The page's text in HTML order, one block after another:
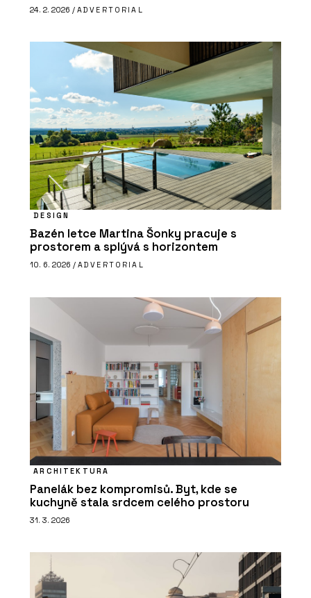
24. 2. 2026 / ADVERTORIAL
DESIGN
Bazén letce Martina Šonky pracuje s
prostorem a splývá s horizontem
10. 6. 2026 / ADVERTORIAL
ARCHITEKTURA
Panelák bez kompromisů. Byt, kde se
kuchyně stala srdcem celého prostoru
31. 3. 2026